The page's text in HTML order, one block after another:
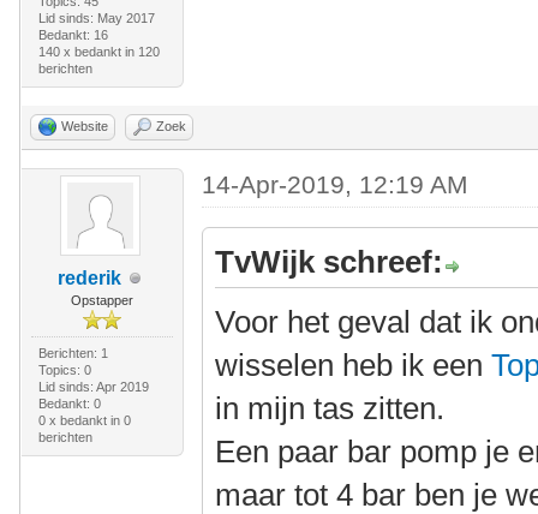
Lid sinds: May 2017
Bedankt: 16
140 x bedankt in 120
berichten
Website Zoek
rederik
Opstapper
Berichten: 1
Topics: 0
Lid sinds: Apr 2019
Bedankt: 0
0 x bedankt in 0
berichten
14-Apr-2019, 12:19 AM
TvWijk schreef:
Voor het geval dat ik
wisselen heb ik een
in mijn tas zitten.
Een paar bar pomp je
maar tot 4 bar ben je